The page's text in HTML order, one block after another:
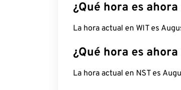
¿Qué hora es
La hora actual en WIT es
¿Qué hora es
La hora actual en NST es